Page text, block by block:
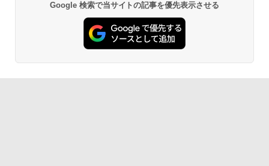
Google 検索で当サイトの記事を優先表示させる